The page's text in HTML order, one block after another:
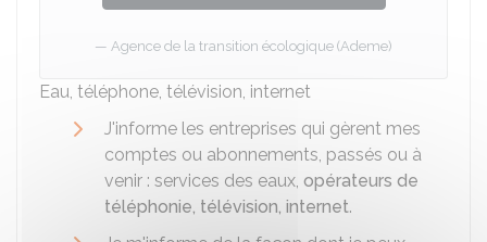
Agence de la transition écologique (Ademe)
Eau, téléphone, télévision, internet
J'informe les entreprises qui gèrent mes
comptes ou abonnements, passés ou à
venir : services des eaux, opérateurs de
téléphonie, télévision, internet.